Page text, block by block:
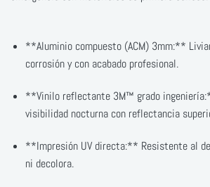
**Aluminio compuesto (ACM) 3mm:**
corrosión y con acabado profesional.
**Vinilo reflectante 3M™ grado
visibilidad nocturna con reflectancia
**Impresión UV directa:** Resistente al
ni decolora.